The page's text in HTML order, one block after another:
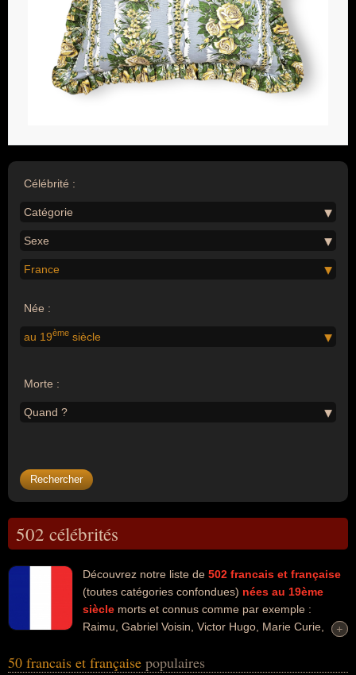
Célébrité :
Catégorie
Sexe
France
Née :
au 19ème siècle
Morte :
Quand ?
502 célébrités
Découvrez notre liste de 502 francais et française
(toutes catégories confondues) nées au 19ème
siècle morts et connus comme par exemple :
Raimu, Gabriel Voisin, Victor Hugo, Marie Curie,
Philippe Soupault, Louis-Ferdinand Céline... Ces personnalités
+
+
50 francais et française populaires